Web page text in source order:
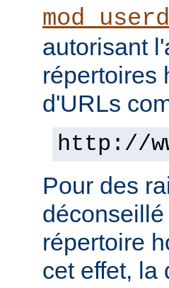
autorisant
répertoires
d'URLs
http://
Pour des
répertoire
cet effet, la